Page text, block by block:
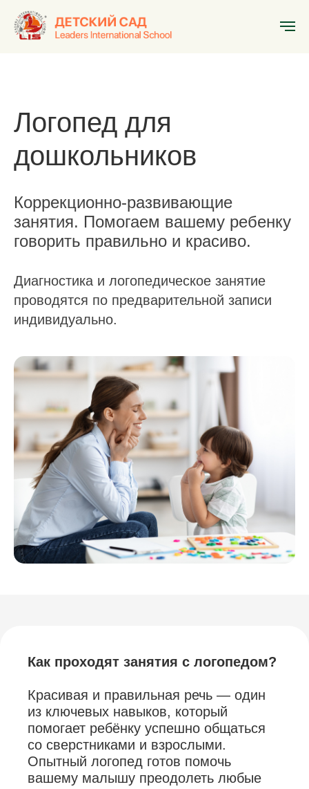
Главная Кружки и секции » Логопед
Логопед для
дошкольников
Коррекционно-развивающие
занятия. Помогаем вашему ребенку
говорить правильно и красиво.
Диагностика и логопедическое занятие
проводятся по предварительной записи
индивидуально.
Как проходят занятия с логопедом?
Красивая и правильная речь — один
из ключевых навыков, который
помогает ребёнку успешно общаться
со сверстниками и взрослыми.
Опытный логопед готов помочь
вашему малышу преодолеть любые